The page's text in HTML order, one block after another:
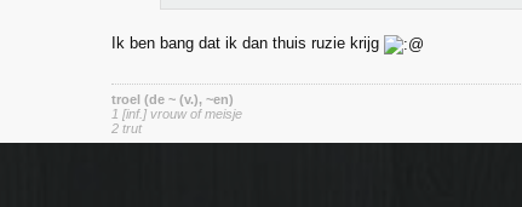
Ik ben bang dat ik dan thuis ruzie krijg
troel (de ~ (v.), ~en)
1 [inf.] vrouw of meisje
2 trut